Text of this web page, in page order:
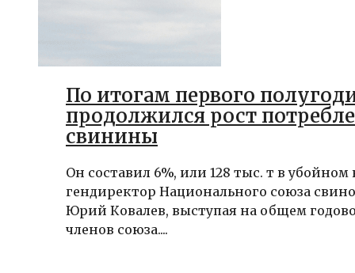
По итогам первого
продолжился рост
свинины
Он составил 6%, или 128 тыс. т в убойном
гендиректор Национального союза
Юрий Ковалев, выступая на общем
членов союза....